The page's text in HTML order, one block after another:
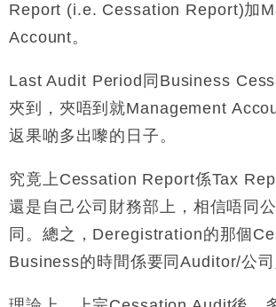
Report (i.e. Cessation Report)加
Account。
Last Audit Period同Business
夾到，夾唔到就Management
返果啲多出嚟的日子。
究竟上Cessation Report係Tax
還是自己公司財務部上，相信唔同
同。總之，Deregistration的那個
Business的時間係要同Auditor/公司